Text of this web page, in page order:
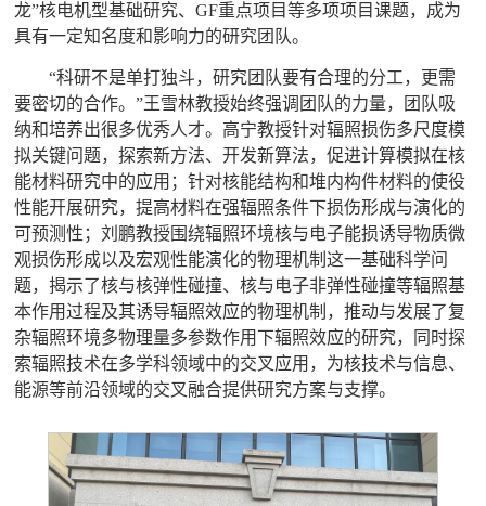
龙”核电机型基础研究、GF重点项目等多项项目课题，成为
具有一定知名度和影响力的研究团队。
“科研不是单打独斗，研究团队要有合理的分工，更需
要密切的合作。”王雪林教授始终强调团队的力量，团队吸
纳和培养出很多优秀人才。高宁教授针对辐照损伤多尺度模
拟关键问题，探索新方法、开发新算法，促进计算模拟在核
能材料研究中的应用；针对核能结构和堆内构件材料的使役
性能开展研究，提高材料在强辐照条件下损伤形成与演化的
可预测性；刘鹏教授围绕辐照环境核与电子能损诱导物质微
观损伤形成以及宏观性能演化的物理机制这一基础科学问
题，揭示了核与核弹性碰撞、核与电子非弹性碰撞等辐照基
本作用过程及其诱导辐照效应的物理机制，推动与发展了复
杂辐照环境多物理量多参数作用下辐照效应的研究，同时探
索辐照技术在多学科领域中的交叉应用，为核技术与信息、
能源等前沿领域的交叉融合提供研究方案与支撑。